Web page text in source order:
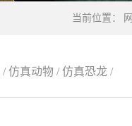
当前位置：
/ 仿真动物 / 仿真恐龙 /